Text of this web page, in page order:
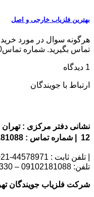
بهترین فلزیاب خارجی و اصل
هرگونه سوال در مورد
تماس بگیرید. شماره تماس09102191330
1 دیدگاه
ارتباط با جویندگان
نشانی دفتر مرکزی : تهران
12 | شماره تماس : 09102181088
| تلفن ثابت : 44578971-021 | ساعات تماس همه روزه 9 الی 18
تلفن: 09102181088 – 09102191330
شرکت فلزیاب جویندگان